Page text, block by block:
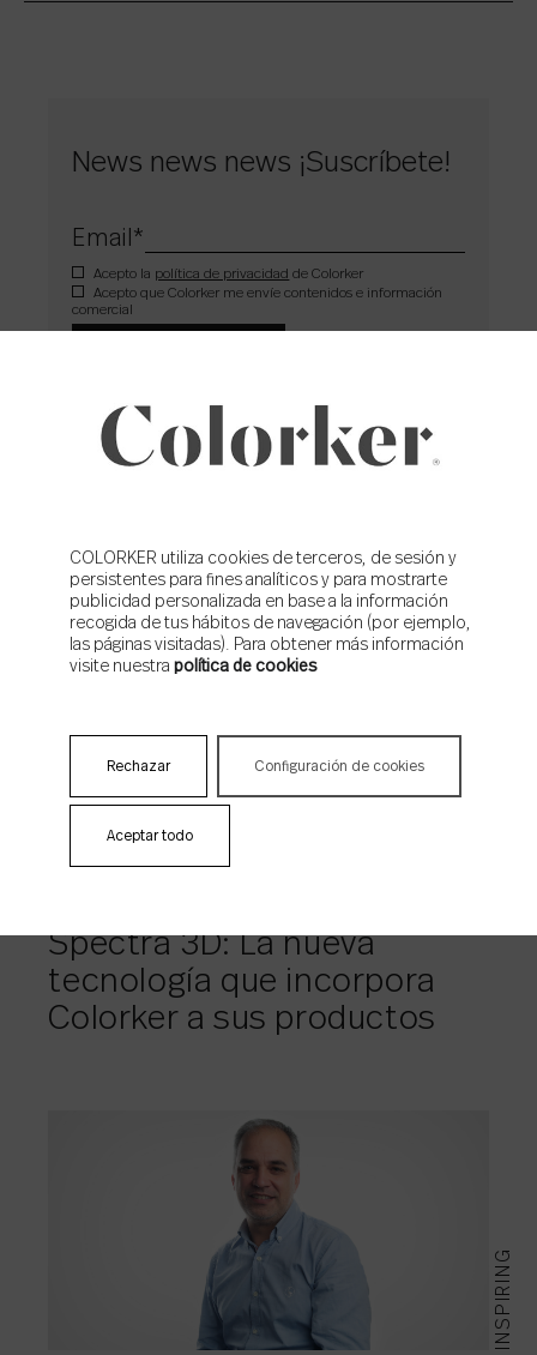
News news news ¡Suscríbete!
Email *
Acepto la política de privacidad de Colorker
Acepto que Colorker me envíe contenidos e información
comercial
NOTICIAS RELACIONADAS
Spectra 3D: La nueva
tecnología que incorpora
Colorker a sus productos
INSPIRING
COLORKER utiliza cookies de terceros, de sesión y
persistentes para fines analíticos y para mostrarte
publicidad personalizada en base a la información
recogida de tus hábitos de navegación (por ejemplo,
las páginas visitadas). Para obtener más información
visite nuestra política de cookies
Aceptar todo
Rechazar Configuración de cookies